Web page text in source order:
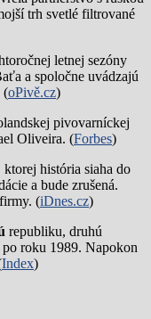
trh svetlé filtrované
letnej sezóny
a spoločne uvádzajú
(oPivě.cz)
pivovarníckej
Oliveira. (Forbes)
ktorej história siaha do
a bude zrušená.
(iDnes.cz)
republiku, druhú
roku 1989. Napokon
Index)